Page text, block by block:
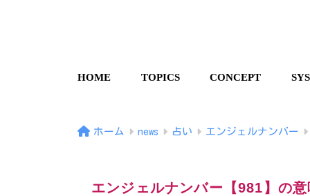
HOME TOPICS CONCEPT
ホーム news 占い エンジェルナンバー
エンジェルナンバー【981】の